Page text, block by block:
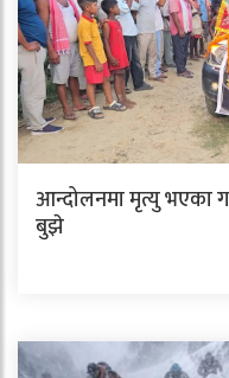
आन्दोलनमा मृत्यु भएका
बुझे